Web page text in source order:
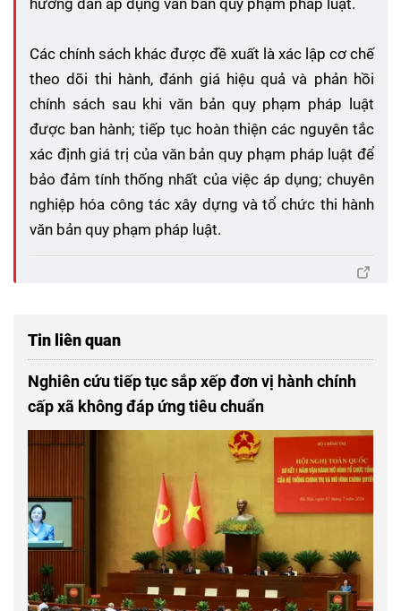
hướng dẫn áp dụng văn bản quy phạm pháp luật.
Các chính sách khác được đề xuất là xác lập cơ chế
theo dõi thi hành, đánh giá hiệu quả và phản hồi
chính sách sau khi văn bản quy phạm pháp luật
được ban hành; tiếp tục hoàn thiện các nguyên tắc
xác định giá trị của văn bản quy phạm pháp luật để
bảo đảm tính thống nhất của việc áp dụng; chuyên
nghiệp hóa công tác xây dựng và tổ chức thi hành
văn bản quy phạm pháp luật.
Tin liên quan
Nghiên cứu tiếp tục sắp xếp đơn vị hành chính
cấp xã không đáp ứng tiêu chuẩn